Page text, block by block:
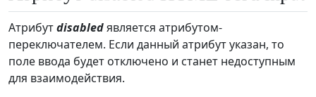
Атрибутdisabledявляется атрибутом-
переключателем. Если данный атрибут указан, то
поле ввода будет отключено и станет недоступным
для взаимодействия.